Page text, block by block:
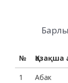
№ Қазақша
1
Абак